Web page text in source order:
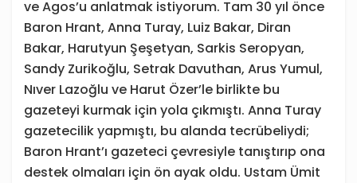
ve Agos’u anlatmak istiyorum. Tam 30 yıl önce
Baron Hrant, Anna Turay, Luiz Bakar, Diran
Bakar, Harutyun Şeşetyan, Sarkis Seropyan,
Sandy Zurikoğlu, Setrak Davuthan, Arus Yumul,
Nıver Lazoğlu ve Harut Özer’le birlikte bu
gazeteyi kurmak için yola çıkmıştı. Anna Turay
gazetecilik yapmıştı, bu alanda tecrübeliydi;
Baron Hrant’ı gazeteci çevresiyle tanıştırıp ona
destek olmaları için ön ayak oldu. Ustam Ümit